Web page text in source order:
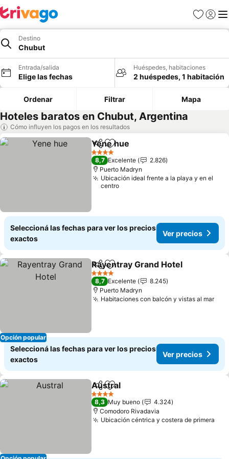
Favoritos
Iniciar
Destino
Chubut
Entrada/salida
Elige las fechas
Huéspedes, habitaciones
2 huéspedes, 1 habitación
Ordenar Filtrar Mapa
Hoteles baratos en Chubut, Argentina
Cómo influyen los pagos en los resultados
Compartir
Añadir a favoritos
Yene hue
4 Estrellas
8,7 Excelente
2.826
Puerto Madryn
Ubicación ideal frente a la playa y en el
centro
Seleccioná las fechas para ver los precios
exactos
Ver precios
Opción popular
CompartirAñadir a favoritos
Rayentray Grand Hotel
4 Estrellas
8,7 Excelente
8.245
Puerto Madryn
Habitaciones con balcón y vistas al mar
Seleccioná las fechas para ver los precios
exactos
Ver precios
CompartirAñadir a favoritos
Austral
4 Estrellas
8,3 Muy bueno
4.324
Comodoro Rivadavia
Ubicación céntrica y costera de primera